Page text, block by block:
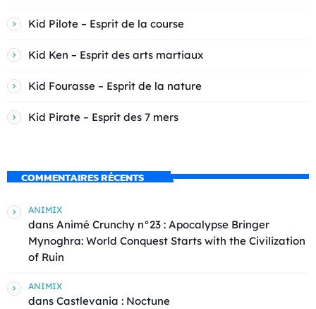
Kid Pilote – Esprit de la course
Kid Ken – Esprit des arts martiaux
Kid Fourasse – Esprit de la nature
Kid Pirate – Esprit des 7 mers
COMMENTAIRES RÉCENTS
ANIMIX
dans Animé Crunchy n°23 : Apocalypse Bringer
Mynoghra: World Conquest Starts with the Civilization
of Ruin
ANIMIX
dans Castlevania : Noctune